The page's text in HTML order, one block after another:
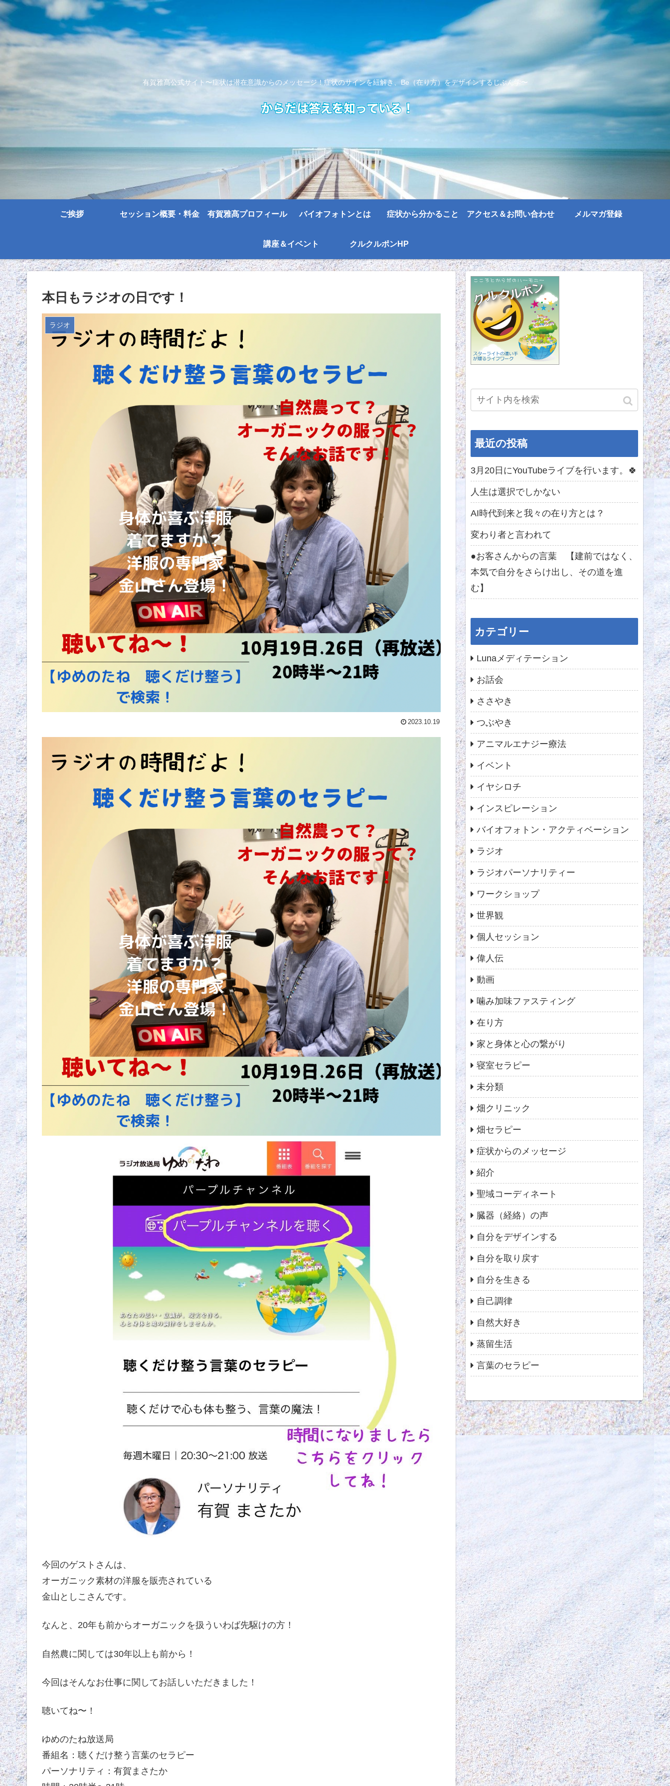
有賀雅髙公式サイト〜症状は潜在意識からのメッセージ！症状のサインを紐解き、Be（在り方）をデザインするじぶん学〜
ご挨拶 セッション概要・料金 有賀雅髙プロフィール バイオフォトンとは 症状から分かること アクセス＆お問い合わせ メルマガ登録
講座＆イベント クルクルポンHP
本日もラジオの日です！
ラジオ
2023.10.19
今回のゲストさんは、
オーガニック素材の洋服を販売されている
金山としこさんです。
なんと、20年も前からオーガニックを扱ういわば先駆けの方！
自然農に関しては30年以上も前から！
今回はそんなお仕事に関してお話しいただきました！
聴いてね〜！
ゆめのたね放送局
番組名：聴くだけ整う言葉のセラピー
パーソナリティ：有賀まさたか
最近の投稿
3月20日にYouTubeライブを行います。🍀
人生は選択でしかない
AI時代到来と我々の在り方とは？
変わり者と言われて
●お客さんからの言葉 【建前ではなく、
本気で自分をさらけ出し、その道を進
む】
カテゴリー
Lunaメディテーション
お話会
ささやき
つぶやき
アニマルエナジー療法
イベント
イヤシロチ
インスピレーション
バイオフォトン・アクティベーション
ラジオ
ラジオパーソナリティー
ワークショップ
世界観
個人セッション
偉人伝
動画
噛み加味ファスティング
在り方
家と身体と心の繋がり
寝室セラピー
未分類
畑クリニック
畑セラピー
症状からのメッセージ
紹介
聖域コーディネート
臓器（経絡）の声
自分をデザインする
自分を取り戻す
自分を生きる
自己調律
自然大好き
蒸留生活
言葉のセラピー